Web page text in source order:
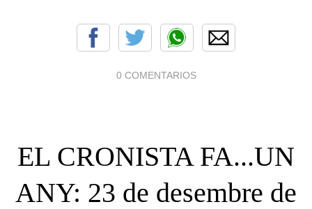
0 COMENTARIOS
EL CRONISTA FA...UN
ANY: 23 de desembre de